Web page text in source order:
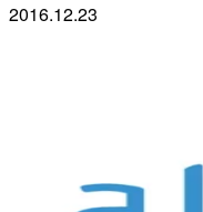
2016.12.23